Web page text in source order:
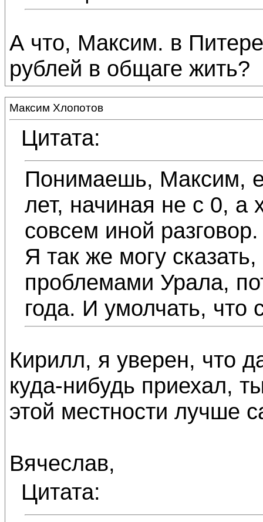
А что, Максим. в
рублей в общаге жить?
Максим Хлопотов
Цитата:
Понимаешь, Максим,
лет, начиная не с 0,
совсем иной разговор.
Я так же могу
проблемами Урала,
года. И умолчать, что
Кирилл, я уверен, что
куда-нибудь приехал,
этой местности лучше
Вячеслав,
Цитата: